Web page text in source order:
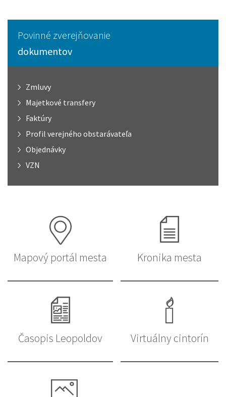
Povinné zverejňovanie
dokumentov
Zmluvy
Majetkové transfery
Faktúry
Profil verejného obstarávateľa
Objednávky
VZN
Mapový portál mesta Kronika mesta
Časopis Leopoldov Virtuálny cintorín